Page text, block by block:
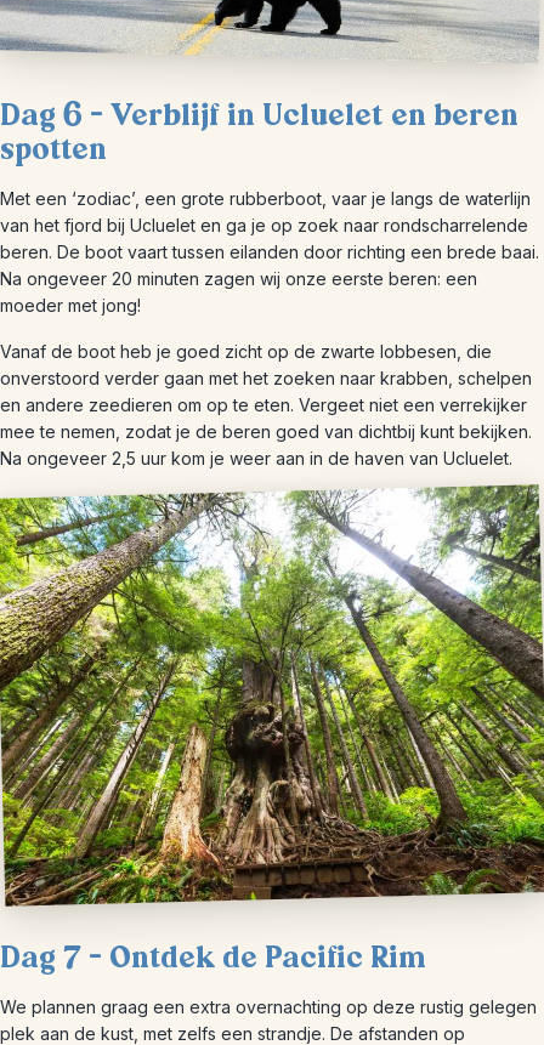
Dag 6 – Verblijf in Ucluelet en beren
spotten
Met een ‘zodiac’, een grote rubberboot, vaar je langs de waterlijn
van het fjord bij Ucluelet en ga je op zoek naar rondscharrelende
beren. De boot vaart tussen eilanden door richting een brede baai.
Na ongeveer 20 minuten zagen wij onze eerste beren: een
moeder met jong!
Vanaf de boot heb je goed zicht op de zwarte lobbesen, die
onverstoord verder gaan met het zoeken naar krabben, schelpen
en andere zeedieren om op te eten. Vergeet niet een verrekijker
mee te nemen, zodat je de beren goed van dichtbij kunt bekijken.
Na ongeveer 2,5 uur kom je weer aan in de haven van Ucluelet.
Dag 7 – Ontdek de Pacific Rim
We plannen graag een extra overnachting op deze rustig gelegen
plek aan de kust, met zelfs een strandje. De afstanden op